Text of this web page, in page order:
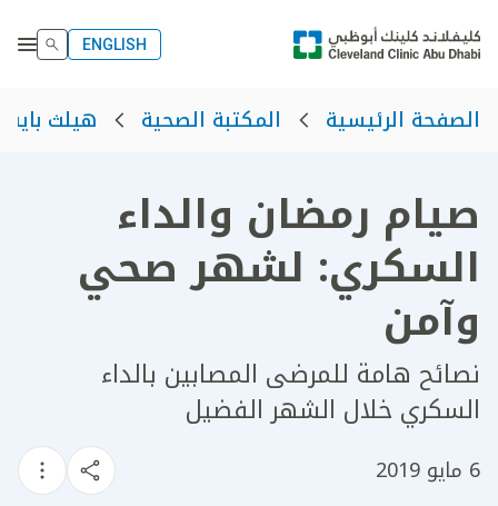
ENGLISH
الصفحة الرئيسية المكتبة الصحية هيلث بايت
صيام رمضان والداء
السكري: لشهر صحي
وآمن
نصائح هامة للمرضى المصابين بالداء
السكري خلال الشهر الفضيل
6 مايو 2019